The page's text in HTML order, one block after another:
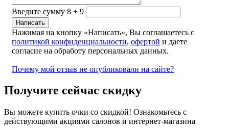
Введите сумму 8 + 9
Нажимая на кнопку «Написать», Вы соглашаетесь с
политикой конфиденциальности, офертой и даете
согласие на обработу персональных данных.
Почему мой отзыв не опубликовали на сайте?
Получите сейчас скидку
Вы можете купить очки со скидкой! Ознакомьтесь с
действующими акциями салонов и интернет-магазина